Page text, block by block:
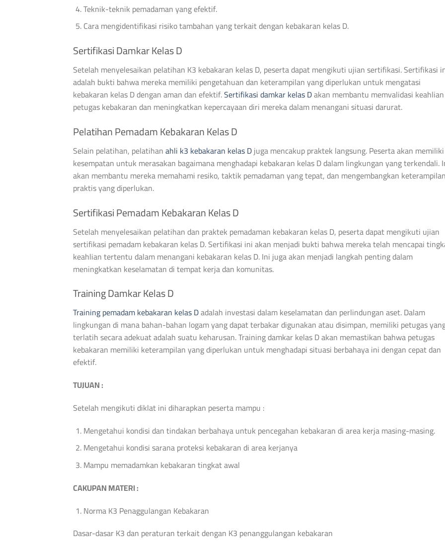
Teknik-teknik pemadaman yang efektif.
Cara mengidentifikasi risiko tambahan yang terkait dengan kebakaran kelas D.
Sertifikasi Damkar Kelas D
Setelah menyelesaikan pelatihan K3 kebakaran kelas D, peserta dapat mengikuti ujian sertifikasi. Sertifikasi
adalah bukti bahwa mereka memiliki pengetahuan dan keterampilan yang diperlukan untuk mengatasi
kebakaran kelas D dengan aman dan efektif.Sertifikasi damkar kelas Dakan membantu memvalidasi keahlian
petugas kebakaran dan meningkatkan kepercayaan diri mereka dalam menangani situasi darurat.
Pelatihan Pemadam Kebakaran Kelas D
Selain pelatihan, pelatihanahli k3 kebakaran kelas Djuga mencakup praktek langsung. Peserta akan memiliki
kesempatan untuk merasakan bagaimana menghadapi kebakaran kelas D dalam lingkungan yang terkendali.
akan membantu mereka memahami resiko, taktik pemadaman yang tepat, dan mengembangkan
praktis yang diperlukan.
Sertifikasi Pemadam Kebakaran Kelas D
Setelah menyelesaikan pelatihan dan praktek pemadaman kebakaran kelas D, peserta dapat mengikuti ujian
sertifikasi pemadam kebakaran kelas D. Sertifikasi ini akan menjadi bukti bahwa mereka telah mencapai
keahlian tertentu dalam menangani kebakaran kelas D. Ini juga akan menjadi langkah penting dalam
meningkatkan keselamatan di tempat kerja dan komunitas.
Training Damkar Kelas D
Training pemadam kebakaran kelas Dadalah investasi dalam keselamatan dan perlindungan aset. Dalam
lingkungan di mana bahan-bahan logam yang dapat terbakar digunakan atau disimpan, memiliki petugas
terlatih secara adekuat adalah suatu keharusan. Training damkar kelas D akan memastikan bahwa petugas
kebakaran memiliki keterampilan yang diperlukan untuk menghadapi situasi berbahaya ini dengan cepat dan
efektif.
TUJUAN :
Setelah mengikuti diklat ini diharapkan peserta mampu :
Mengetahui kondisi dan tindakan berbahaya untuk pencegahan kebakaran di area kerja masing-masing.
Mengetahui kondisi sarana proteksi kebakaran di area kerjanya
Mampu memadamkan kebakaran tingkat awal
CAKUPAN MATERI :
Norma K3 Penaggulangan Kebakaran
Dasar-dasar K3 dan peraturan terkait dengan K3 penanggulangan kebakaran